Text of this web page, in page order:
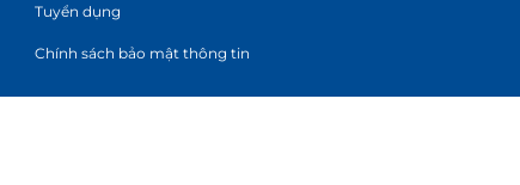
Tuyển dụng
Chính sách bảo mật thông tin